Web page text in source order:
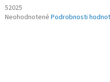
52025
Priemerné
Neohodnotené Podrobnosti